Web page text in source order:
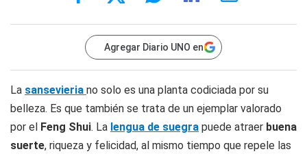
Agregar Diario UNO en
La sansevieria no solo es una planta codiciada por su
belleza. Es que también se trata de un ejemplar valorado
por el Feng Shui. La lengua de suegra puede atraer buena
suerte, riqueza y felicidad, al mismo tiempo que repele las